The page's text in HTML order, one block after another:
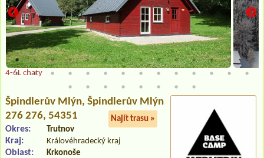
4-6L chaty
Špindlerův Mlýn, Špindlerův Mlýn
276 276, 54351
Najít trasu »
Okres: Trutnov
Kraj: Královéhradecký kraj
Oblast: Krkonoše